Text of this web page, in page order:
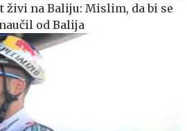
živi na Baliju: Mislim, da bi se
od Balija